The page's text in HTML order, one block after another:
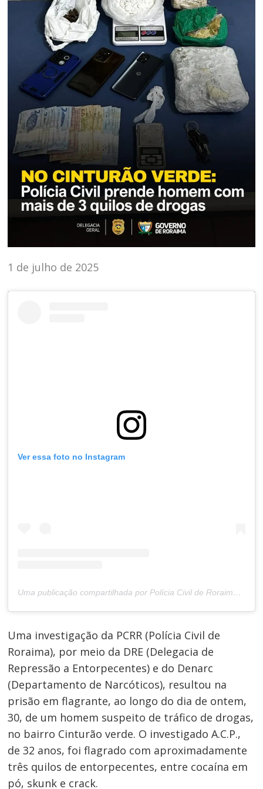
1 de julho de 2025
Ver essa foto no Instagram
Uma publicação compartilhada por Polícia Civil de Roraima (@policiacivilderoraima)
Uma investigação da PCRR (Polícia Civil de
Roraima), por meio da DRE (Delegacia de
Repressão a Entorpecentes) e do Denarc
(Departamento de Narcóticos), resultou na
prisão em flagrante, ao longo do dia de ontem,
30, de um homem suspeito de tráfico de drogas,
no bairro Cinturão verde. O investigado A.C.P.,
de 32 anos, foi flagrado com aproximadamente
três quilos de entorpecentes, entre cocaína em
pó, skunk e crack.